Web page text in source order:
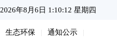
2026年8月6日 1:10:13 星期四
生态环保 通知公示